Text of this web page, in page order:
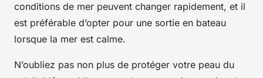
conditions de mer peuvent changer rapidement, et il
est préférable d’opter pour une sortie en bateau
lorsque la mer est calme.
N’oubliez pas non plus de protéger votre peau du